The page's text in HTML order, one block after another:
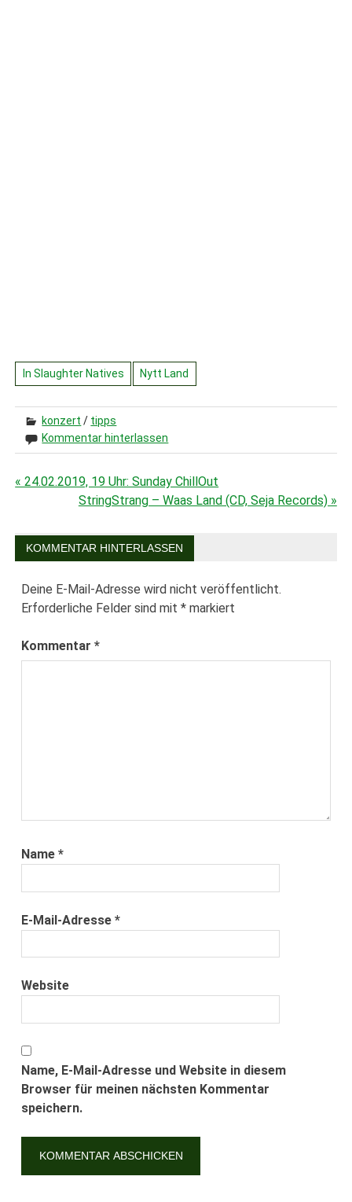
In Slaughter Natives Nytt Land
konzert / tipps
Kommentar hinterlassen
Beitragsnavigation
« 24.02.2019, 19 Uhr: Sunday ChillOut
StringStrang – Waas Land (CD, Seja Records) »
KOMMENTAR HINTERLASSEN
Deine E-Mail-Adresse wird nicht veröffentlicht.
Erforderliche Felder sind mit* markiert
Kommentar*
Name*
E-Mail-Adresse*
Website
Name, E-Mail-Adresse und Website in diesem
Browser für meinen nächsten Kommentar
speichern.